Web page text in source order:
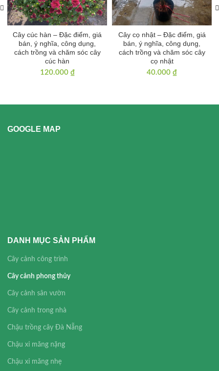
Cây cúc hàn – Đặc điểm, giá
bán, ý nghĩa, công dụng,
cách trồng và chăm sóc cây
cúc hàn
120.000 ₫
Cây cọ nhật – Đặc điểm, giá
bán, ý nghĩa, công dụng,
cách trồng và chăm sóc cây
cọ nhật
40.000 ₫
GOOGLE MAP
DANH MỤC SẢN PHẨM
Cây cảnh công trình
Cây cảnh phong thủy
Cây cảnh sân vườn
Cây cảnh trong nhà
Chậu trồng cây Đà Nẵng
Chậu xi măng nặng
Chậu xi măng nhẹ